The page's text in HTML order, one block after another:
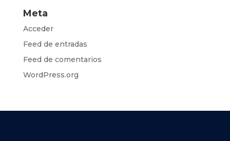
Meta
Acceder
Feed de entradas
Feed de comentarios
WordPress.org